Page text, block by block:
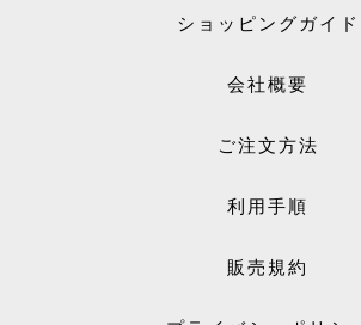
ショッピングガイド
会社概要
ご注文方法
利用手順
販売規約